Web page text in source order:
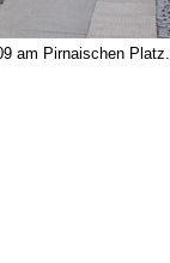
am Pirnaischen Platz.